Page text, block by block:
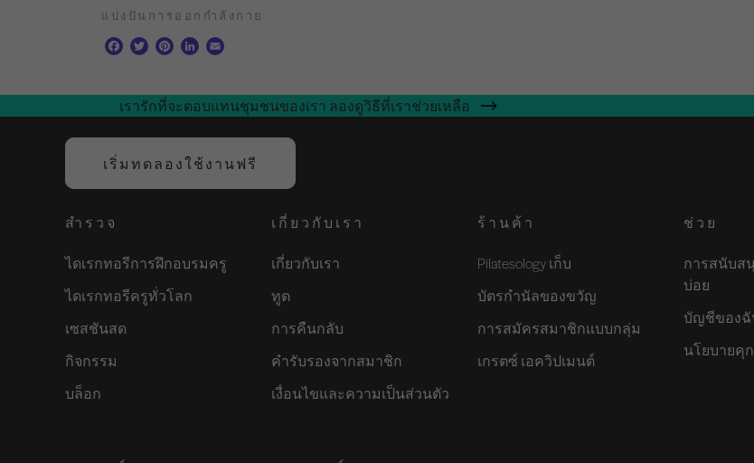
แบ่งปันการออกกำลังกาย
F
e
b
o
k
T
t
t
e
P
t
e
r
s
t
L
k
e
d
I
n
i
l
เรารักที่จะตอบแทนชุมชนของเรา ลองดูวิธีที่เราช่วยเหลือ
เริ่มทดลองใช้งานฟรี
สำรวจ
ไดเรกทอรีการฝึกอบรมครู
ไดเรกทอรีครูทั่วโลก
เซสชันสด
กิจกรรม
บล็อก
เกี่ยวกับเรา
เกี่ยวกับเรา
ทูต
การคืนกลับ
คำรับรองจากสมาชิก
เงื่อนไขและความเป็นส่วนตัว
ร้านค้า
Pilatesology เก็บ
บัตรกำนัลของขวัญ
การสมัครสมาชิกแบบกลุ่ม
เกรตซ์ เอควิปเมนต์
ช่วย
การสนับส
บ่อย
บัญชีของ
นโยบายคุ